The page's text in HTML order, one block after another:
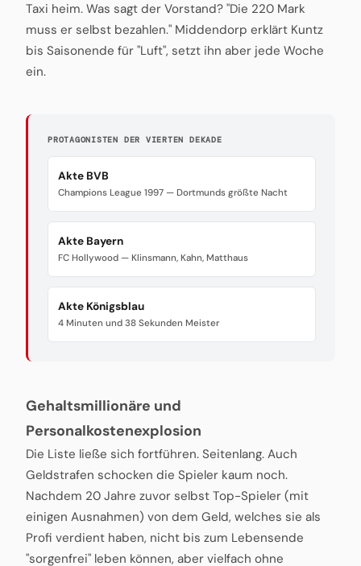
Taxi heim. Was sagt der Vorstand? "Die 220 Mark
muss er selbst bezahlen." Middendorp erklärt Kuntz
bis Saisonende für "Luft", setzt ihn aber jede Woche
ein.
PROTAGONISTEN DER VIERTEN DEKADE
Akte BVB
Champions League 1997 — Dortmunds größte Nacht
Akte Bayern
FC Hollywood — Klinsmann, Kahn, Matthaus
Akte Königsblau
4 Minuten und 38 Sekunden Meister
Gehaltsmillionäre und
Personalkostenexplosion
Die Liste ließe sich fortführen. Seitenlang. Auch
Geldstrafen schocken die Spieler kaum noch.
Nachdem 20 Jahre zuvor selbst Top-Spieler (mit
einigen Ausnahmen) von dem Geld, welches sie als
Profi verdient haben, nicht bis zum Lebensende
"sorgenfrei" leben können, aber vielfach ohne